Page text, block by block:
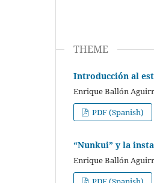
THEME
Introducción al
Enrique Ballón
PDF (Spanish)
“Nunkui” y la
Enrique Ballón